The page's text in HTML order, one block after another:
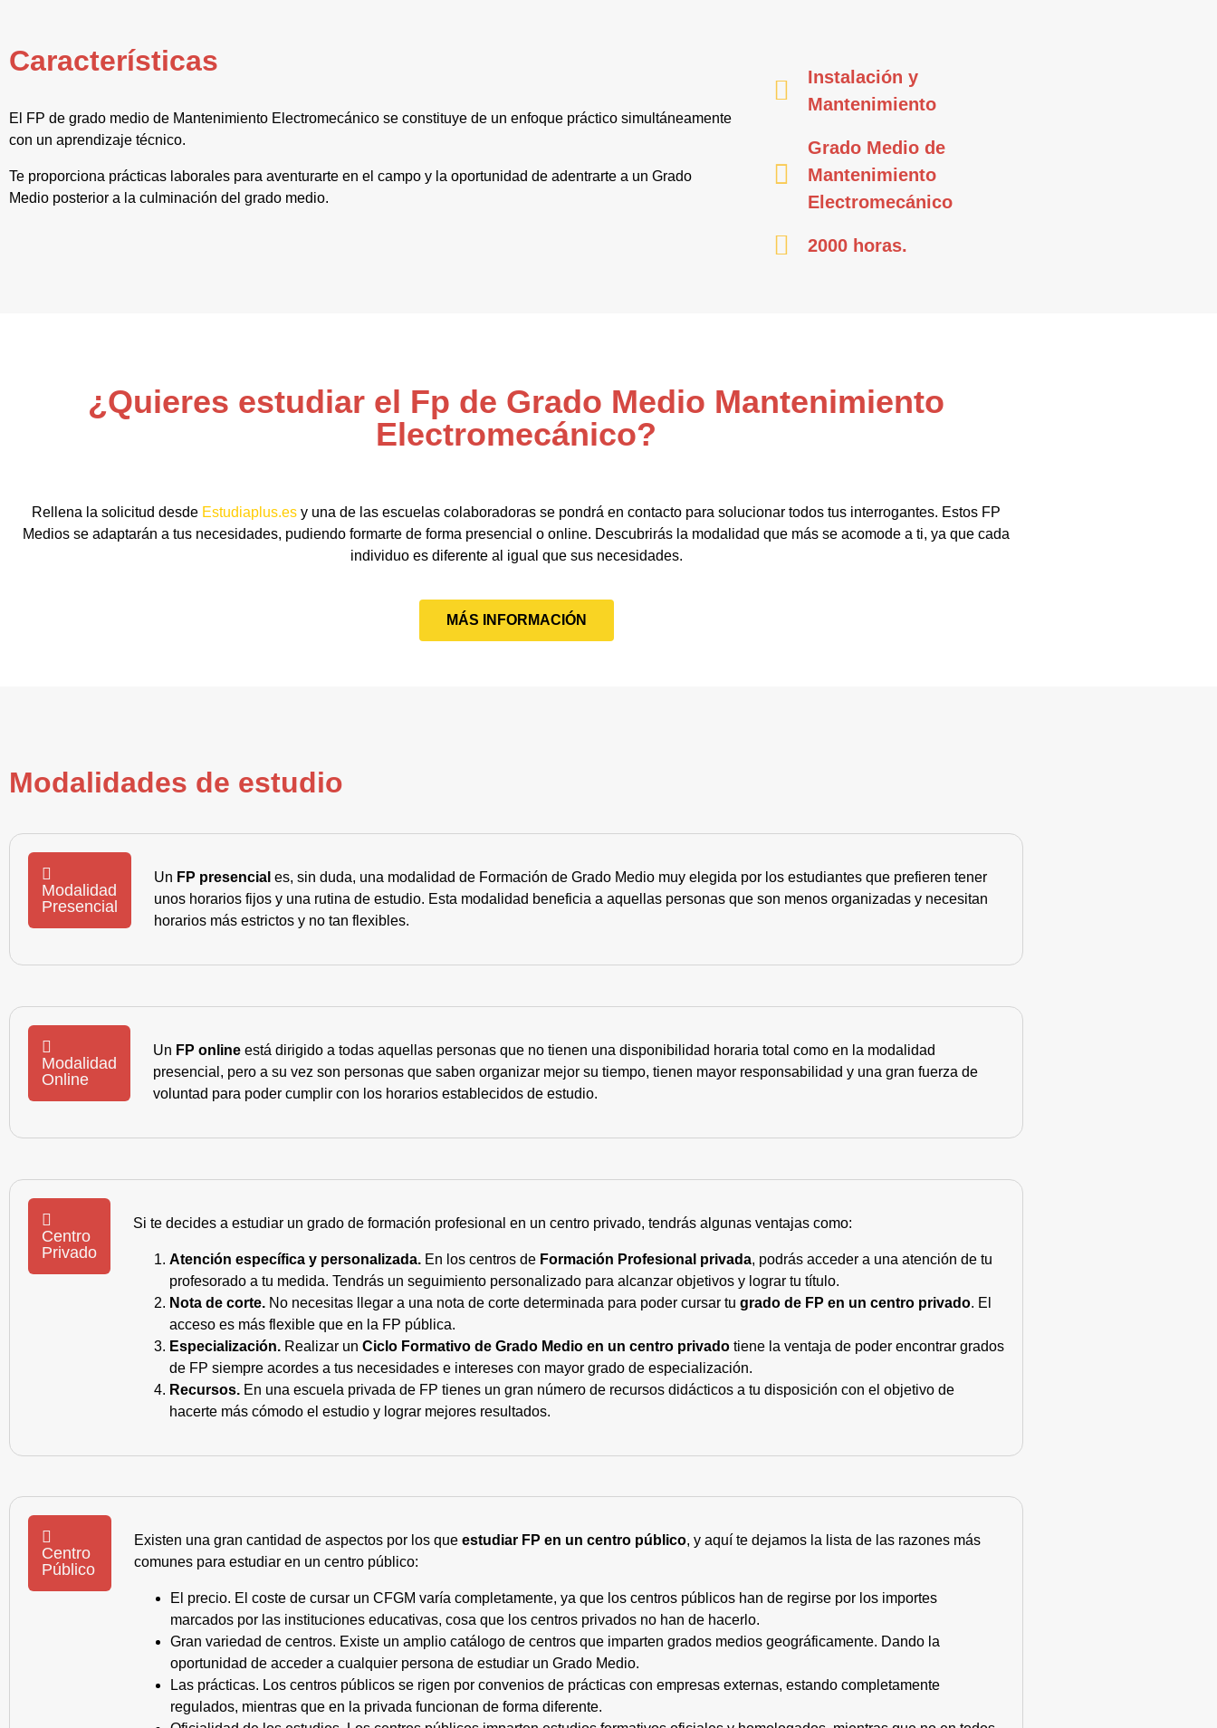
Características
El FP de grado medio de Mantenimiento Electromecánico se constituye de un enfoque práctico simultáneamente
con un aprendizaje técnico.
Te proporciona prácticas laborales para aventurarte en el campo y la oportunidad de adentrarte a un Grado
Medio posterior a la culminación del grado medio.
Instalación y
Mantenimiento
Grado Medio de
Mantenimiento
Electromecánico
2000 horas.
¿Quieres estudiar el Fp de Grado Medio Mantenimiento
Electromecánico?
Rellena la solicitud desde Estudiaplus.es y una de las escuelas colaboradoras se pondrá en contacto para solucionar todos tus interrogantes. Estos FP
Medios se adaptarán a tus necesidades, pudiendo formarte de forma presencial o online. Descubrirás la modalidad que más se acomode a ti, ya que cada
individuo es diferente al igual que sus necesidades.
MÁS INFORMACIÓN
Modalidades de estudio
Modalidad
Presencial
Un FP presencial es, sin duda, una modalidad de Formación de Grado Medio muy elegida por los estudiantes que prefieren tener
unos horarios fijos y una rutina de estudio. Esta modalidad beneficia a aquellas personas que son menos organizadas y necesitan
horarios más estrictos y no tan flexibles.
Modalidad
Online
Un FP online está dirigido a todas aquellas personas que no tienen una disponibilidad horaria total como en la modalidad
presencial, pero a su vez son personas que saben organizar mejor su tiempo, tienen mayor responsabilidad y una gran fuerza de
voluntad para poder cumplir con los horarios establecidos de estudio.
Centro
Privado
Si te decides a estudiar un grado de formación profesional en un centro privado, tendrás algunas ventajas como:
Atención específica y personalizada. En los centros de Formación Profesional privada, podrás acceder a una atención de tu
profesorado a tu medida. Tendrás un seguimiento personalizado para alcanzar objetivos y lograr tu título.
Nota de corte. No necesitas llegar a una nota de corte determinada para poder cursar tu grado de FP en un centro privado. El
acceso es más flexible que en la FP pública.
Especialización. Realizar un Ciclo Formativo de Grado Medio en un centro privado tiene la ventaja de poder encontrar grados
de FP siempre acordes a tus necesidades e intereses con mayor grado de especialización.
Recursos. En una escuela privada de FP tienes un gran número de recursos didácticos a tu disposición con el objetivo de
hacerte más cómodo el estudio y lograr mejores resultados.
Centro
Público
Existen una gran cantidad de aspectos por los queestudiar FP en un centro público, y aquí te dejamos la lista de las razones más
comunes para estudiar en un centro público:
El precio. El coste de cursar un CFGM varía completamente, ya que los centros públicos han de regirse por los importes
marcados por las instituciones educativas, cosa que los centros privados no han de hacerlo.
Gran variedad de centros. Existe un amplio catálogo de centros que imparten grados medios geográficamente. Dando la
oportunidad de acceder a cualquier persona de estudiar un Grado Medio.
Las prácticas. Los centros públicos se rigen por convenios de prácticas con empresas externas, estando completamente
regulados, mientras que en la privada funcionan de forma diferente.